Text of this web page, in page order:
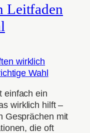
Leitfaden
einfach ein
wirklich hilft –
Gesprächen mit
die oft